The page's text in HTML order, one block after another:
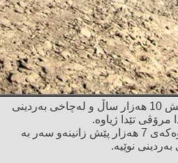
شوێنەواری كەریم شایەر: پێش 10 هەزار ساڵ و لەچاخی بەردینی
مرۆڤی تێدا ژیاوە.
گوندی چەرموو: كە مێژووەكەی 7 هەزار پێش زانینەو سەر بە
نوێیە.